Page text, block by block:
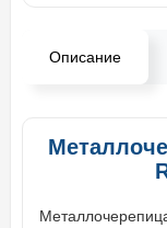
Описание